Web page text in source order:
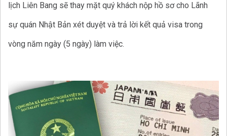
lịch Liên Bang sẽ thay mặt quý khách nộp hồ sơ cho Lãnh
sự quán Nhật Bản xét duyệt và trả lời kết quả visa trong
vòng năm ngày (5 ngày) làm việc.